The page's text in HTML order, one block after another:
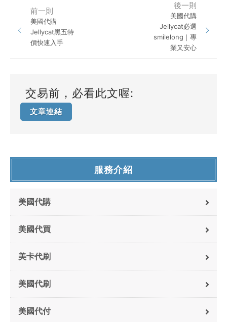
前一則
美國代購
Jellycat黑五特
價快速入手
後一則
美國代購
Jellycat必選
smilelong｜專
業又安心
交易前，必看此文喔:
文章連結
服務介紹
美國代購
美國代買
美卡代刷
美國代刷
美國代付